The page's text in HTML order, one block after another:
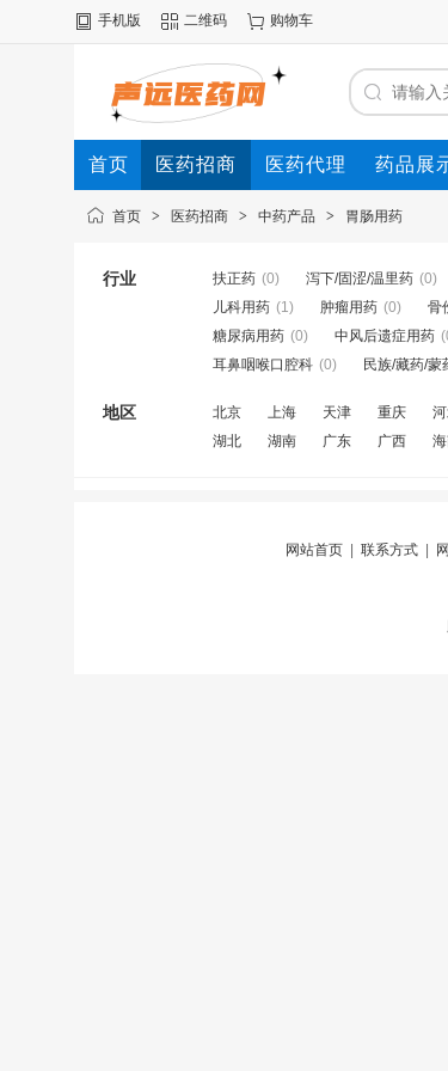
手机版 二维码 购物车
首页 医药招商 医药代理 药品展
首页 > 医药招商 > 中药产品 > 胃肠用药
行业 扶正药 (0) 泻下/固涩/温里药 (0)
儿科用药 (1) 肿瘤用药 (0) 骨
糖尿病用药 (0) 中风后遗症用药
耳鼻咽喉口腔科 (0) 民族/藏药/蒙
地区 北京 上海 天津 重庆
湖北
湖南 广东 广西
网站首页| 联系方式|